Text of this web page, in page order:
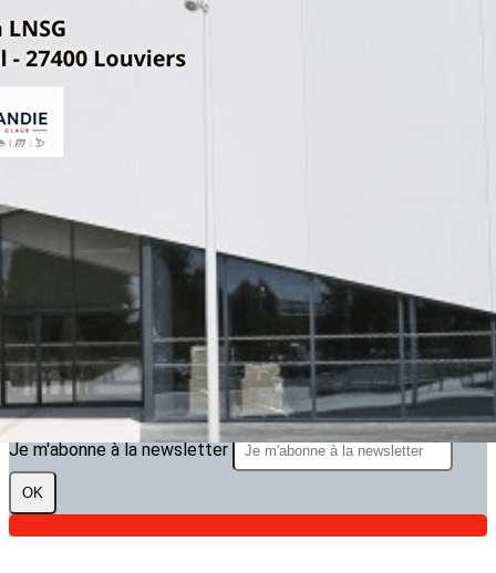
Exporter les lignes sélectionnées
Exporter toutes les colonnes
Exporter uniquement les colonnes affichées
<
>
ARTICLES 2023.2024
?>
Images de la page d'accueil
Cliquez pour éditer
Texte, bouton et/ou inscription à la newsletter
Cliquez pour éditer
Je m'abonne à la newsletter
OK